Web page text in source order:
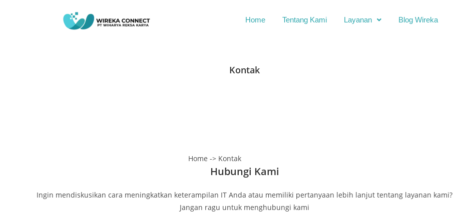
Home Tentang Kami Layanan Blog Wireka
Kontak
Home -> Kontak
Hubungi Kami
Ingin mendiskusikan cara meningkatkan keterampilan IT Anda atau memiliki pertanyaan lebih lanjut tentang layanan kami?
Jangan ragu untuk menghubungi kami